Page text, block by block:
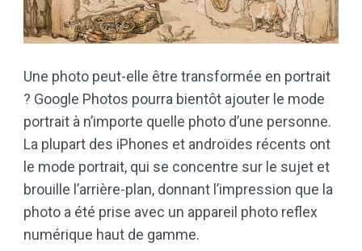
Une photo peut-elle être transformée en portrait
? Google Photos pourra bientôt ajouter le mode
portrait à n’importe quelle photo d’une personne.
La plupart des iPhones et androïdes récents ont
le mode portrait, qui se concentre sur le sujet et
brouille l’arrière-plan, donnant l’impression que la
photo a été prise avec un appareil photo reflex
numérique haut de gamme.